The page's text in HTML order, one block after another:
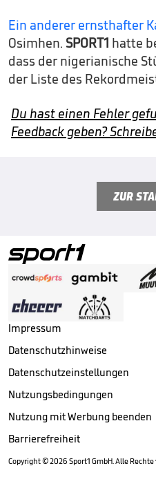
Ein anderer ernsthafter
Osimhen. SPORT1 hatte
dass der nigerianische
der Liste des
Du hast einen Fehler
Feedback geben?
ZUR
Impressum
Datenschutzhinweise
Datenschutzeinstellungen
Nutzungsbedingungen
Nutzung mit Werbung beenden
Barrierefreiheit
Copyright ©2026 Sport1 GmbH. Alle